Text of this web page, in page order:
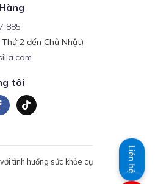
885
2 đến Chủ Nhật)
tôi
tình huống sức khỏe cụ
Liên hệ